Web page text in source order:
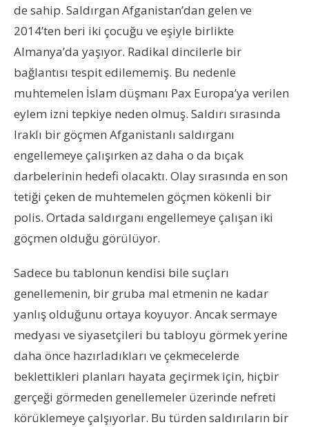
de sahip. Saldırgan Afganistan’dan gelen ve
2014’ten beri iki çocuğu ve eşiyle birlikte
Almanya’da yaşıyor. Radikal dincilerle bir
bağlantısı tespit edilememiş. Bu nedenle
muhtemelen İslam düşmanı Pax Europa’ya verilen
eylem izni tepkiye neden olmuş. Saldırı sırasında
Iraklı bir göçmen Afganistanlı saldırganı
engellemeye çalışırken az daha o da bıçak
darbelerinin hedefi olacaktı. Olay sırasında en son
tetiği çeken de muhtemelen göçmen kökenli bir
polis. Ortada saldırganı engellemeye çalışan iki
göçmen olduğu görülüyor.
Sadece bu tablonun kendisi bile suçları
genellemenin, bir gruba mal etmenin ne kadar
yanlış olduğunu ortaya koyuyor. Ancak sermaye
medyası ve siyasetçileri bu tabloyu görmek yerine
daha önce hazırladıkları ve çekmecelerde
beklettikleri planları hayata geçirmek için, hiçbir
gerçeği görmeden genellemeler üzerinde nefreti
körüklemeye çalşıyorlar. Bu türden saldırıların bir